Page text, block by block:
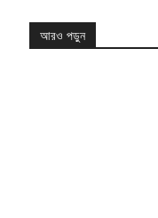
আরও পড়ুন